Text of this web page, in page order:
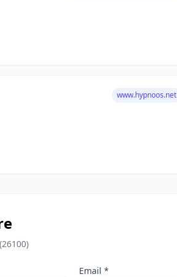
www.hypnoos.net
Email *